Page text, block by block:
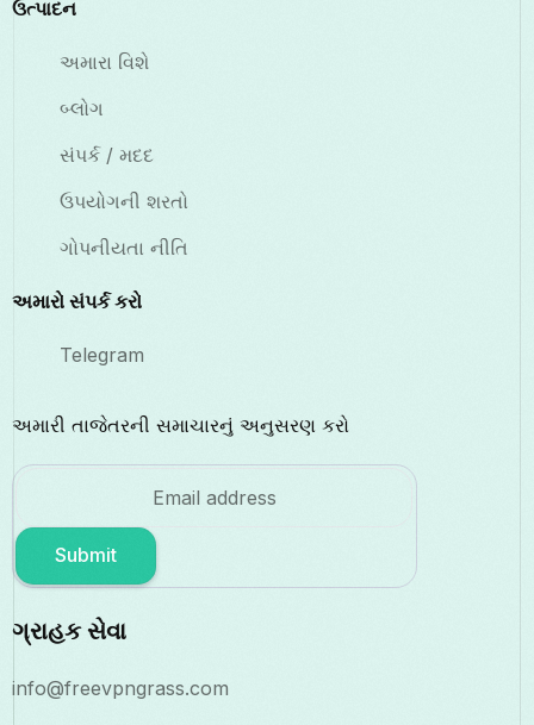
ઉત્પાદન
અમારા વિશે
બ્લોગ
સંપર્ક / મદદ
ઉપયોગની શરતો
ગોપનીયતા નીતિ
અમારો સંપર્ક કરો
Telegram
અમારી તાજેતરની સમાચારનું અનુસરણ કરો
Submit
ગ્રાહક સેવા
info@freevpngrass.com